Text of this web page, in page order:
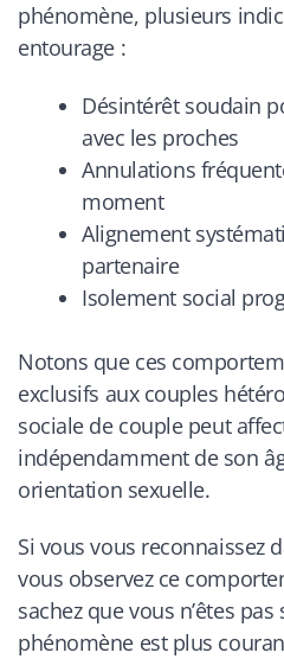
phénomène, plusieurs
entourage :
Désintérêt soudain
avec les proches
Annulations
moment
Alignement
partenaire
Isolement social
Notons que ces
exclusifs aux couples
sociale de couple peut
indépendamment de son
orientation sexuelle.
Si vous vous reconnaissez
vous observez ce
sachez que vous n’êtes
phénomène est plus